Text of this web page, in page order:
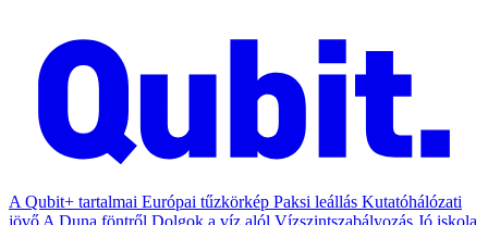
A Qubit+ tartalmai Európai tűzkörkép Paksi leállás Kutatóhálózati